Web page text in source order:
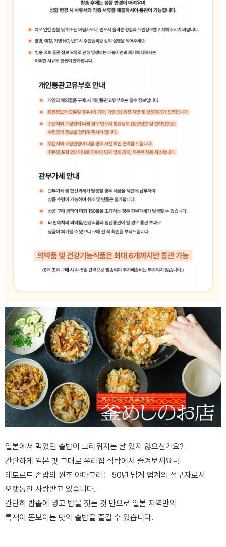
일본에서 먹었던 솥밥이 그리워지는 날 있지 않으신가요?
간단하게 일본 맛 그대로 우리집 식탁에서 즐겨보세요~!
레토르트 솥밥의 원조 야마모리는 50년 넘게 업계의 선구자로서
오랫동안 사랑받고 있습니다.
간단히 밥솥에 넣고 밥을 짓는 것 만으로 일본 지역만의
특색이 돋보이는 맛의 솥밥을 즐길 수 있습니다.